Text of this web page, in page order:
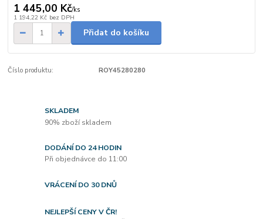
1 445,00 Kč/ks
1 194,22 Kč bez DPH
Přidat do košíku
Číslo produktu: ROY45280280
SKLADEM
90% zboží skladem
DODÁNÍ DO 24 HODIN
Při objednávce do 11:00
VRÁCENÍ DO 30 DNŮ
NEJLEPŠÍ CENY V ČR!